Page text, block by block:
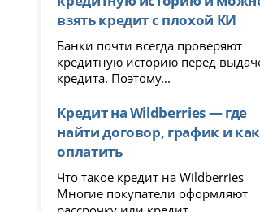
взять кредит с плохой КИ
Банки почти всегда проверяют
кредитную историю перед
кредита. Поэтому...
Кредит на Wildberries — где
найти договор, график и как
оплатить
Что такое кредит на Wildberries
Многие покупатели оформляют